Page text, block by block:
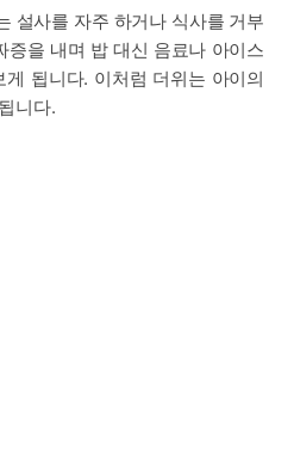
설사를 자주 하거나 식사를 거부
증을 내며 밥 대신 음료나 아이스
됩니다. 이처럼 더위는 아이의
니다.